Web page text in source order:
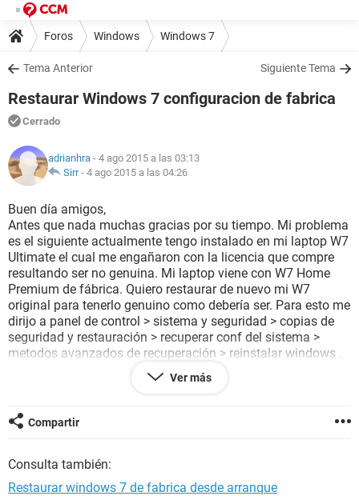
Foros Windows Windows 7
Tema Anterior Siguiente Tema
Restaurar Windows 7 configuracion de fabrica
Cerrado
adrianhra - 4 ago 2015 a las 03:13
Sirr- 4 ago 2015 a las 04:26
Buen día amigos,
Antes que nada muchas gracias por su tiempo. Mi problema
es el siguiente actualmente tengo instalado en mi laptop W7
Ultimate el cual me engañaron con la licencia que compre
resultando ser no genuina. Mi laptop viene con W7 Home
Premium de fábrica. Quiero restaurar de nuevo mi W7
original para tenerlo genuino como debería ser. Para esto me
dirijo a panel de control > sistema y seguridad > copias de
seguridad y restauración > recuperar conf del sistema >
metodos avanzados de recuperación > reinstalar windows .
Cuando selecciono esta opcion me pregunta si tengo un
disco de instalacion porque no se encontraron los archivos
supongamos que si tengo un disco de instlacion y continuo
con el proceso. luego durante la instalación Windows me va
adelante?.
Adicionalmente, todos mis archivos se encuentra en otra
Ver más
Compartir
Consulta también:
Restaurar windows 7 de fabrica desde arranque